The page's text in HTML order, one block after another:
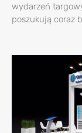
wydarzeń
poszukują coraz